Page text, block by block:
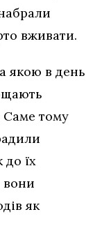
вживати.
якою в день
Саме тому
до їх
вони
як